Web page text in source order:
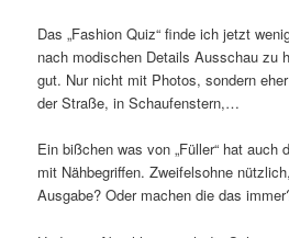
Das „Fashion Quiz“ finde ich jetzt
nach modischen Details Ausschau zu
gut. Nur nicht mit Photos, sondern
der Straße, in Schaufenstern,…
Ein bißchen was von „Füller“ hat auch
mit Nähbegriffen. Zweifelsohne
Ausgabe? Oder machen die das